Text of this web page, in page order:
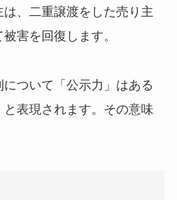
、二重譲渡をした売り主
害を回復します。
ついて「公示力」はある
表現されます。その意味